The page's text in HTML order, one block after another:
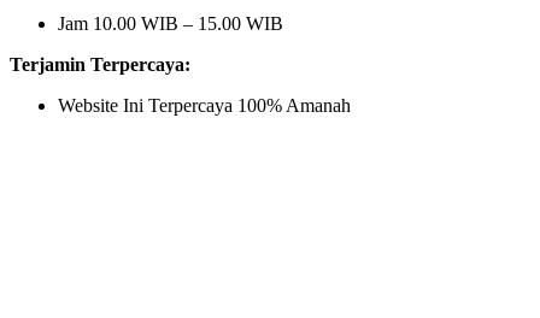
Jam 10.00 WIB – 15.00 WIB
Terjamin Terpercaya:
Website Ini Terpercaya 100% Amanah